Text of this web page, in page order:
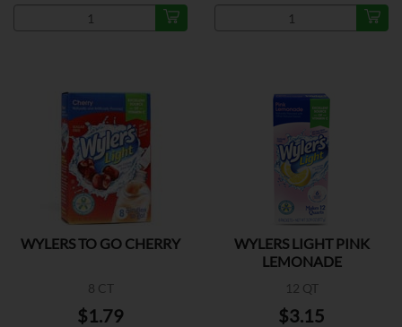
WYLERS TO GO CHERRY
8 CT
$1.79
WYLERS LIGHT PINK
LEMONADE
12 QT
$3.15